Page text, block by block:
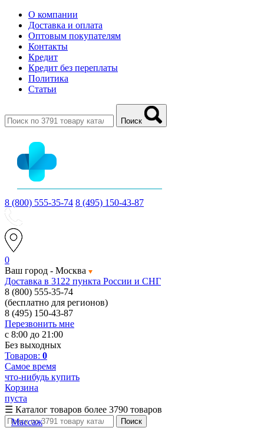
О компании
Доставка и оплата
Оптовым покупателям
Контакты
Кредит
Кредит без переплаты
Политика
Статьи
Поиск
8 (800) 555-35-74 8 (495) 150-43-87
0
Ваш город - Москва
Доставка в 3122 пункта России и СНГ
8 (800) 555-35-74
(бесплатно для регионов)
8 (495) 150-43-87
Перезвонить мне
с 8:00 до 21:00
Без выходных
Товаров: 0
Самое время
что-нибудь купить
Корзина
пуста
☰ Каталог товаров более 3790 товаров
Массаж
Поиск